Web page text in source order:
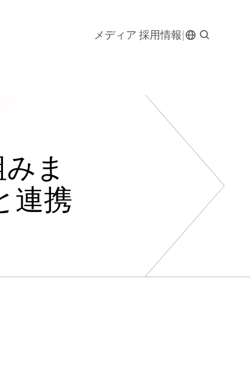
メディア 採用情報
ま
連携